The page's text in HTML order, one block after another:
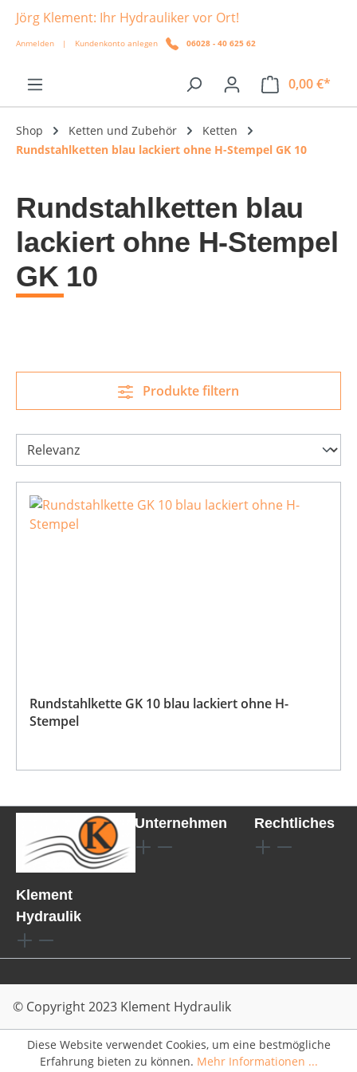
springen
Jörg Klement: Ihr Hydrauliker vor Ort!
Anmelden | Kundenkonto anlegen 06028 - 40 625 62
0,00 €*
Shop Ketten und Zubehör
Ketten
Rundstahlketten blau lackiert ohne H-Stempel GK 10
Rundstahlketten blau
lackiert ohne H-Stempel
GK 10
Produkte filtern
Rundstahlkette GK 10 blau lackiert ohne H-
Stempel
Klement
Hydraulik
Unternehmen Rechtliches
© Copyright 2023 Klement Hydraulik
Diese Website verwendet Cookies, um eine bestmögliche
Erfahrung bieten zu können. Mehr Informationen ...